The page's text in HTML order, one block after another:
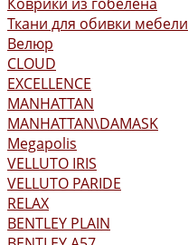
Ткани для обивки мебели
Велюр
CLOUD
EXCELLENCE
MANHATTAN
MANHATTAN\DAMASK
Megapolis
VELLUTO IRIS
VELLUTO PARIDE
RELAX
BENTLEY PLAIN